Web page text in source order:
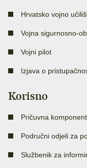
Hrvatsko vojno
Vojna sigurnosno-
Vojni pilot
Izjava o
Korisno
Pričuvna
Područni odjeli za
Službenik za